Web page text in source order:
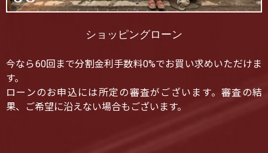
ショッピングローン
今なら60回まで分割金利手数料0%でお買い求めいただけま
す。
ローンのお申込には所定の審査がございます。審査の結
果、ご希望に沿えない場合もございます。